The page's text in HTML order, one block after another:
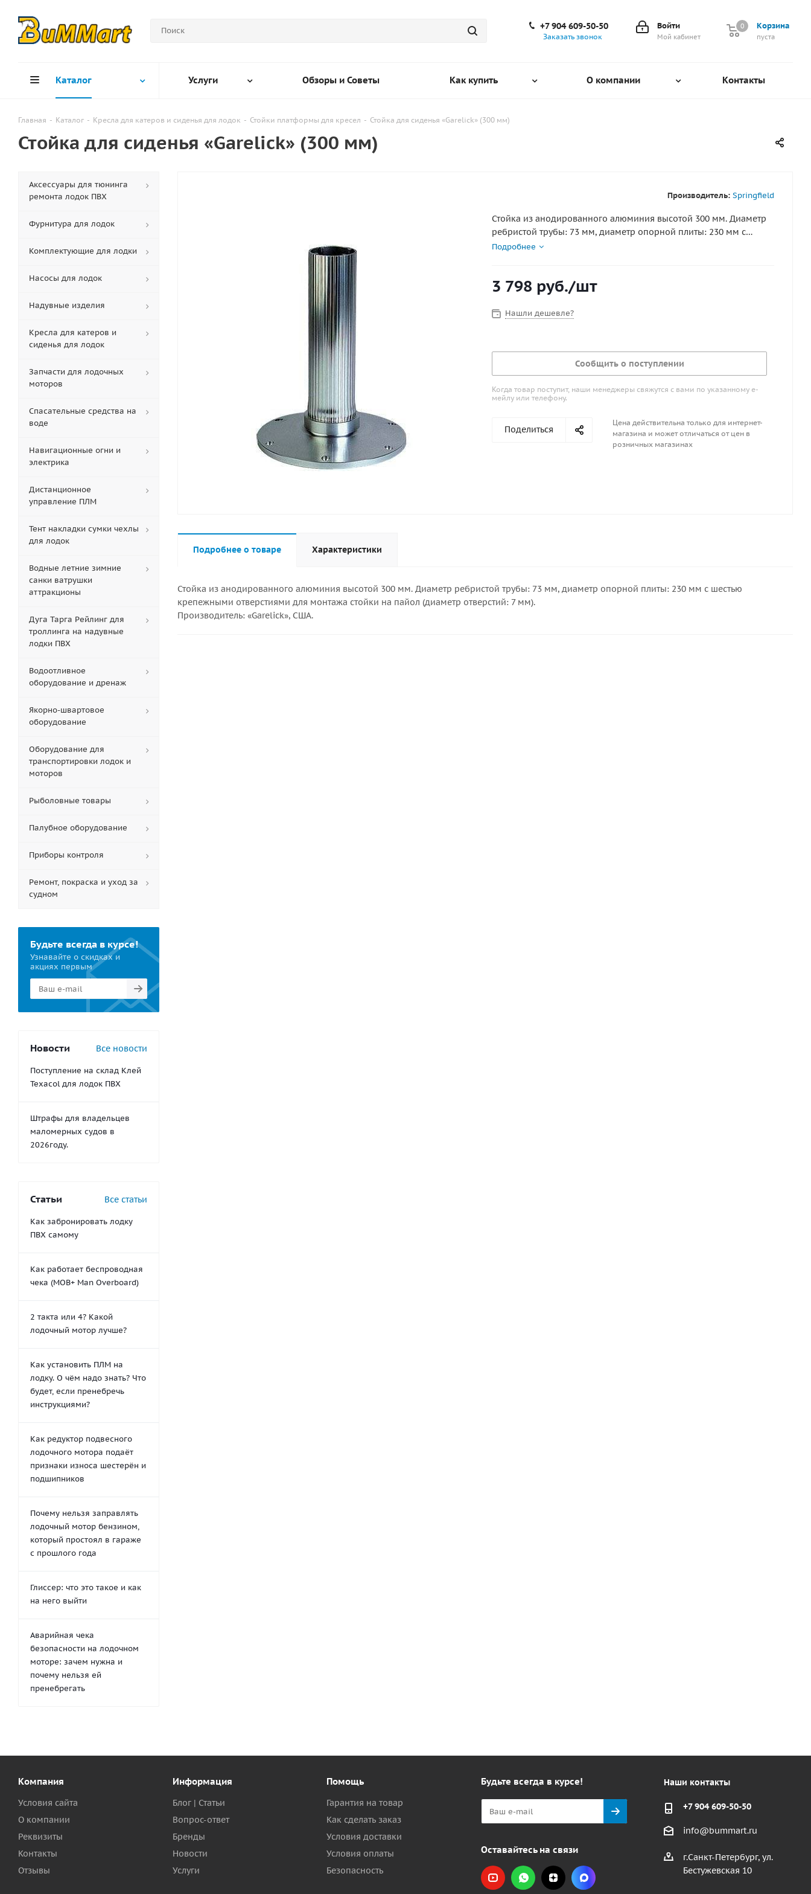
Корзина
0
пуста
0
Войти
Мой кабинет
+7 904 609-50-50
Заказать звонок
Каталог Услуги Обзоры и Советы Как купить О компании Контакты
Главная - Каталог - Кресла для катеров и сиденья для лодок - Стойки платформы для кресел - Стойка для сиденья «Garelick» (300 мм)
Стойка для сиденья «Garelick» (300 мм)
Производитель: Springfield
Стойка из анодированного алюминия высотой 300 мм. Диаметр
ребристой трубы: 73 мм, диаметр опорной плиты: 230 мм с
шестью крепежными отверстиями для монтажа стойки на пайол
Подробнее
3 798 руб./шт
Нашли дешевле?
Сообщить о поступлении
Когда товар поступит, наши менеджеры свяжутся с вами по указанному е-
мейлу или телефону.
Поделиться
Цена действительна только для интернет-
магазина и может отличаться от цен в
розничных магазинах
Подробнее о товаре Характеристики
Стойка из анодированного алюминия высотой 300 мм. Диаметр ребристой трубы: 73 мм, диаметр опорной плиты: 230 мм с шестью
крепежными отверстиями для монтажа стойки на пайол (диаметр отверстий: 7 мм).
Производитель: «Garelick», США.
Аксессуары для тюнинга
ремонта лодок ПВХ
Фурнитура для лодок
Комплектующие для лодки
Насосы для лодок
Надувные изделия
Кресла для катеров и
сиденья для лодок
Запчасти для лодочных
моторов
Спасательные средства на
воде
Навигационные огни и
электрика
Дистанционное
управление ПЛМ
Тент накладки сумки чехлы
для лодок
Водные летние зимние
санки ватрушки
аттракционы
Дуга Тарга Рейлинг для
троллинга на надувные
лодки ПВХ
Водоотливное
оборудование и дренаж
Якорно-швартовое
оборудование
Оборудование для
транспортировки лодок и
моторов
Рыболовные товары
Палубное оборудование
Приборы контроля
Ремонт, покраска и уход за
судном
Будьте всегда в курсе!
Узнавайте о скидках и
акциях первым
Новости Все новости
Поступление на склад Клей
Texacol для лодок ПВХ
Штрафы для владельцев
маломерных судов в
2026году.
Статьи Все статьи
Как забронировать лодку
ПВХ самому
Как работает беспроводная
чека (MOB+ Man Overboard)
2 такта или 4? Какой
лодочный мотор лучше?
Как установить ПЛМ на
лодку. О чём надо знать? Что
будет, если пренебречь
инструкциями?
Как редуктор подвесного
лодочного мотора подаёт
признаки износа шестерён и
подшипников
Почему нельзя заправлять
лодочный мотор бензином,
который простоял в гараже
с прошлого года
Глиссер: что это такое и как
на него выйти
Аварийная чека
безопасности на лодочном
моторе: зачем нужна и
почему нельзя ей
пренебрегать
Компания
Условия сайта
О компании
Реквизиты
Контакты
Отзывы
Информация
Блог | Статьи
Вопрос-ответ
Бренды
Новости
Услуги
Помощь
Гарантия на товар
Как сделать заказ
Условия доставки
Условия оплаты
Безопасность
Будьте всегда в курсе!
Оставайтесь на связи
Наши контакты
+7 904 609-50-50
info@bummart.ru
г.Санкт-Петербург, ул.
Бестужевская 10